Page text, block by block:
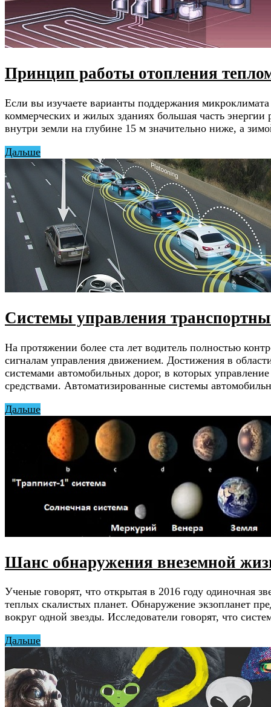
Принцип работы отопления
Если вы изучаете варианты поддержания
коммерческих и жилых зданиях большая часть
внутри земли на глубине 15 м значительно ниже, а
Дальше
Системы управления
На протяжении более ста лет водитель полностью
сигналам управления движением. Достижения в
системами автомобильных дорог, в которых
средствами. Автоматизированные системы
Дальше
Шанс обнаружения внеземной
Ученые говорят, что открытая в 2016 году одиночная
теплых скалистых планет. Обнаружение экзопланет
вокруг одной звезды. Исследователи говорят, что
Дальше